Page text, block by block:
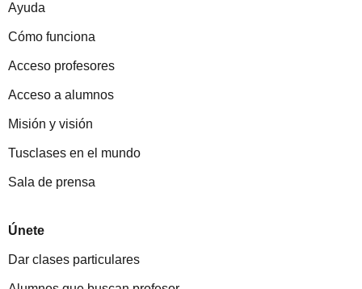
Ayuda
Cómo funciona
Acceso profesores
Acceso a alumnos
Misión y visión
Tusclases en el mundo
Sala de prensa
Únete
Dar clases particulares